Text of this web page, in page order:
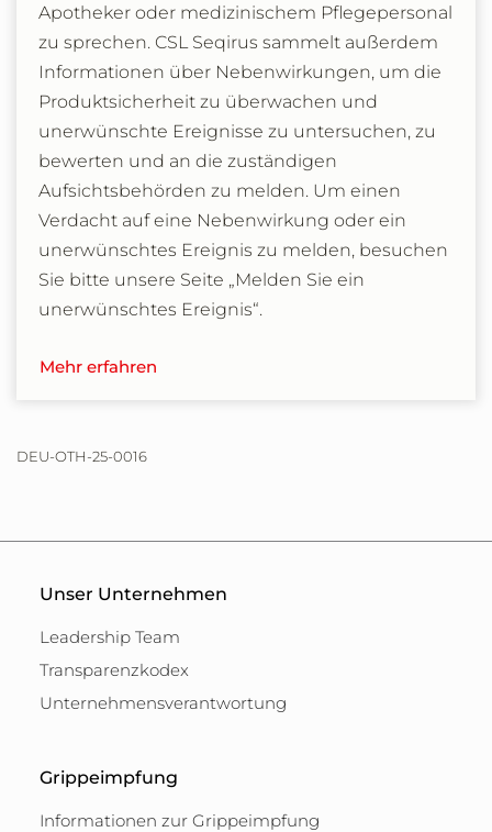
Apotheker oder medizinischem Pflegepersonal
zu sprechen. CSL Seqirus sammelt außerdem
Informationen über Nebenwirkungen, um die
Produktsicherheit zu überwachen und
unerwünschte Ereignisse zu untersuchen, zu
bewerten und an die zuständigen
Aufsichtsbehörden zu melden. Um einen
Verdacht auf eine Nebenwirkung oder ein
unerwünschtes Ereignis zu melden, besuchen
Sie bitte unsere Seite „Melden Sie ein
unerwünschtes Ereignis“.
Mehr erfahren
DEU-OTH-25-0016
Unser Unternehmen
Leadership Team
Transparenzkodex
Unternehmensverantwortung
Grippeimpfung
Informationen zur Grippeimpfung